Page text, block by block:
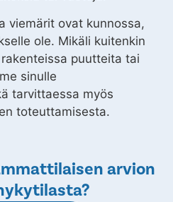
viemärit ovat kunnossa,
ole. Mikäli kuitenkin
puutteita tai
sinulle
tarvittaessa myös
toteuttamisesta.
arvion